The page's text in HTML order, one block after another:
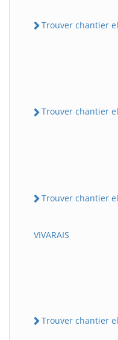
Trouver chantier
Trouver chantier
Trouver chantier
VIVARAIS
Trouver chantier